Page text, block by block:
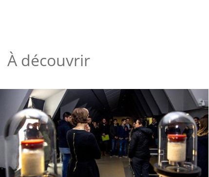
À découvrir